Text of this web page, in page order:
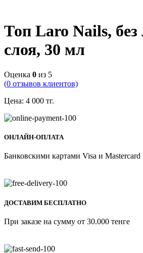
Топ Laro Nails, без
слоя, 30 мл
Оценка 0 из 5
(0 отзывов клиентов)
Цена: 4 000 тг.
ОНЛАЙН-ОПЛАТА
Банковскими картами Visa и Mastercard
ДОСТАВИМ БЕСПЛАТНО
При заказе на сумму от 30.000 тенге